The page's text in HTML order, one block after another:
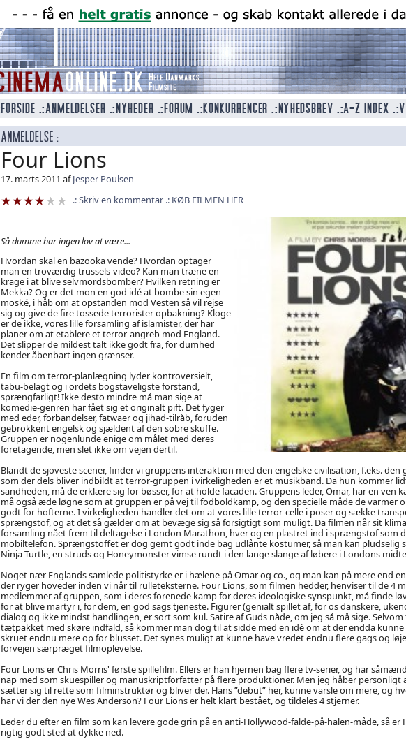
Four Lions
17. marts 2011 afJesper Poulsen
Skriv en kommentar
KØB FILMEN HER
Så dumme har ingen lov at være...
Hvordan skal en bazooka vende? Hvordan optager
man en troværdig trussels-video? Kan man træne en
krage i at blive selvmordsbomber? Hvilken retning er
Mekka? Og er det mon en god idé at bombe sin egen
moské, i håb om at opstanden mod Vesten så vil rejse
sig og give de fire tossede terrorister opbakning? Kloge
er de ikke, vores lille forsamling af islamister, der har
planer om at etablere et terror-angreb mod England.
Det slipper de mildest talt ikke godt fra, for dumhed
kender åbenbart ingen grænser.
En film om terror-planlægning lyder kontroversielt,
tabu-belagt og i ordets bogstaveligste forstand,
sprængfarligt! Ikke desto mindre må man sige at
komedie-genren har fået sig et originalt pift. Det fyger
med eder, forbandelser, fatwaer og jihad-tilråb, foruden
gebrokkent engelsk og sjældent af den sobre skuffe.
Gruppen er nogenlunde enige om målet med deres
foretagende, men slet ikke om vejen dertil.
Blandt de sjoveste scener, finder vi gruppens interaktion med den engelske civilisation, f.eks. den
som der dels bliver indbildt at terror-gruppen i virkeligheden er et musikband. Da hun kommer
sandheden, må de erklære sig for bøsser, for at holde facaden. Gruppens leder, Omar, har en ven
må også æde løgne som at gruppen er på vej til fodboldkamp, og den specielle måde de varmer
godt for hofterne. I virkeligheden handler det om at vores lille terror-celle i poser og sække
sprængstof, og at det så gælder om at bevæge sig så forsigtigt som muligt. Da filmen når sit
forsamling nået frem til deltagelse i London Marathon, hver og en plastret ind i sprængstof som
mobiltelefon. Sprængstoffet er dog gemt godt inde bag udlånte kostumer, så man kan pludselig
Ninja Turtle, en struds og Honeymonster vimse rundt i den lange slange af løbere i Londons
Noget nær Englands samlede politistyrke er i hælene på Omar og co., og man kan på mere end
der ryger hoveder inden vi når til rulleteksterne. Four Lions, som filmen hedder, henviser til de 4
medlemmer af gruppen, som i deres forenede kamp for deres ideologiske synspunkt, må finde
for at blive martyr i, for dem, en god sags tjeneste. Figurer (genialt spillet af, for os danskere,
dialog og ikke mindst handlingen, er sort som kul. Satire af Guds nåde, om jeg så må sige.
tætpakket med skøre indfald, så kommer man dog til at sidde med en idé om at der endda
skruet endnu mere op for blusset. Det synes muligt at kunne have vredet endnu flere gags og
forvejen særpræget filmoplevelse.
Four Lions er Chris Morris' første spillefilm. Ellers er han hjernen bag flere tv-serier, og har
nap med som skuespiller og manuskriptforfatter på flere produktioner. Men jeg håber personligt
sætter sig til rette som filminstruktør og bliver der. Hans ”debut” her, kunne varsle om mere, og
har vi der den nye Wes Anderson? Four Lions er helt klart bestået, og tildeles 4 stjerner.
Leder du efter en film som kan levere gode grin på en anti-Hollywood-falde-på-halen-måde, så er
rigtig godt sted at dykke ned.